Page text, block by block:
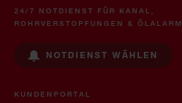
24/7 NOTDIENST FÜR KANAL,
ROHRVERSTOPFUNGEN & ÖLALARM
NOTDIENST WÄHLEN
KUNDENPORTAL